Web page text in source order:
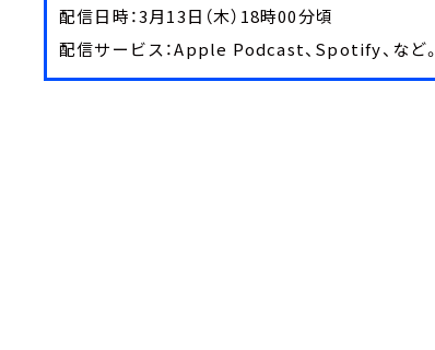
配信日時：3月13日（木）18時00分頃
配信サービス：Apple Podcast、Spotify、など。